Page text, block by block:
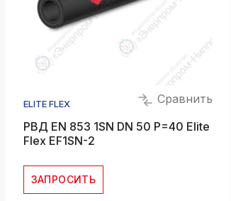
k
ksldkfjsdlfkjsls;ldfkgjsdl;kfkфыва
ELITE FLEX
Сравнить
РВД EN 853 1SN DN 50 P=40 Elite
Flex EF1SN-2
ЗАПРОСИТЬ